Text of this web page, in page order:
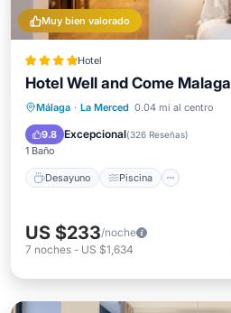
Muy bien valorado
Hotel
Hotel Well and Come Malaga
Málaga · La Merced 0.04 mi al centro
9.8 Excepcional(326 Reseñas)
1 Baño
Desayuno Piscina
Desayuno Piscina
US $233/noche
7 noches - US $1,634